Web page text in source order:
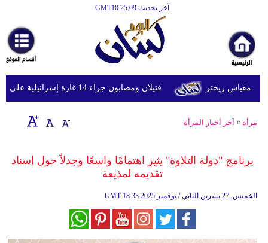
آخر تحديث GMT10:25:09
أخبارعاجلة
رياضة
ثقافة
إقتصاد
وموسيقى
قتيلان ومصابون جراء 14 غارة إسرائيلية على شرق وجنوب لبنان
مرأة » آخر أخبار المرأة
برنامج "دولة التلاوة" يثير اهتمامًا واسعًا وجدلاً حول إسناد
تقديمه لمذيعة
GMT 18:33 2025 الخميس ,27 تشرين الثاني / نوفمبر